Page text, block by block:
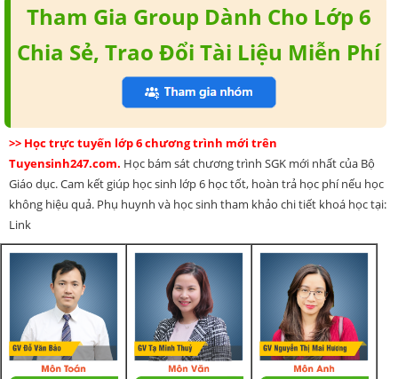
Tham Gia Group Dành Cho Lớp 6
Chia Sẻ, Trao Đổi Tài Liệu Miễn Phí
>> Học trực tuyến lớp 6 chương trình mới trên
Tuyensinh247.com. Học bám sát chương trình SGK mới nhất của Bộ
Giáo dục. Cam kết giúp học sinh lớp 6 học tốt, hoàn trả học phí nếu học
không hiệu quả. Phụ huynh và học sinh tham khảo chi tiết khoá học tại:
Link